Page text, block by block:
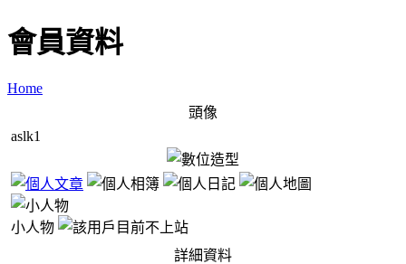
會員資料
Home
頭像
aslk1
小人物
詳細資料